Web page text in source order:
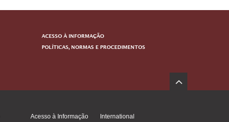
ACESSO À INFORMAÇÃO
POLÍTICAS, NORMAS E PROCEDIMENTOS
Acesso à Informação
International